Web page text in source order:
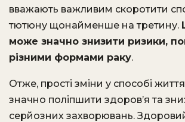
вважають важливим скоротити
тютюну щонайменше на третину.
може значно знизити ризики,
різними формами раку.
Отже, прості зміни у способі
значно поліпшити здоров’я та
серйозних захворювань.